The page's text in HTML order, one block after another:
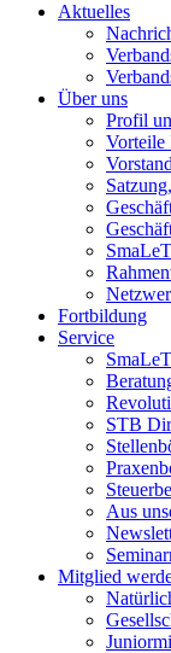
Aktuelles
Über uns
Profil
Vorteile
Vorstand
Fortbildung
Service
STB
Aus
Mitglied